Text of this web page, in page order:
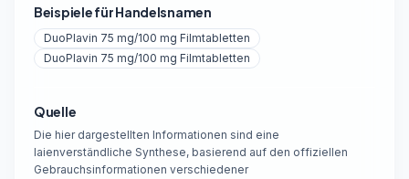
Beispiele für Handelsnamen
DuoPlavin 75 mg/100 mg Filmtabletten
DuoPlavin 75 mg/100 mg Filmtabletten
Quelle
Die hier dargestellten Informationen sind eine
laienverständliche Synthese, basierend auf den offiziellen
Gebrauchsinformationen verschiedener